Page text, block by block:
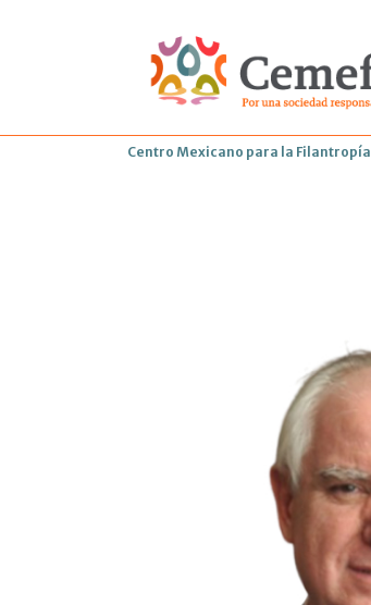
Centro Mexicano para la Filantropía